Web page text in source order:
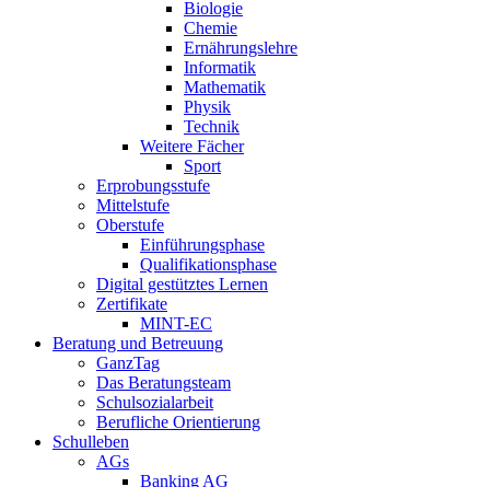
Biologie
Chemie
Ernährungslehre
Informatik
Mathematik
Physik
Technik
Weitere Fächer
Sport
Erprobungsstufe
Mittelstufe
Oberstufe
Einführungsphase
Qualifikationsphase
Digital gestütztes Lernen
Zertifikate
MINT-EC
Beratung und Betreuung
GanzTag
Das Beratungsteam
Schulsozialarbeit
Berufliche Orientierung
Schulleben
AGs
Banking AG